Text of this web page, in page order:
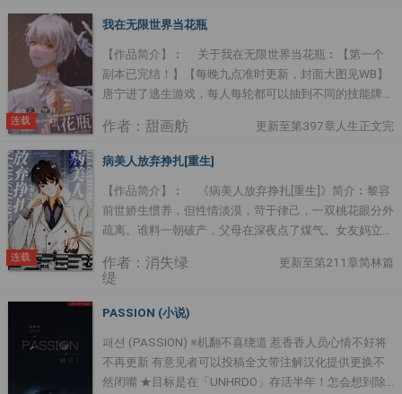
具。他性格扭曲，手段狠毒，从幼儿园起就和主角攻受争
着私人飞机，试图和主角攻受同归于尽。池迟看着身边的
可爱崽崽，笑容凝固，这书裡有地方可以丢……小茶直往
他怀裡钻，带着可爱的鼻音︰“爸爸……”池迟脑子裡的那
根弦彻底崩掉，他一把抱住崽崽︰“爸爸在，睡，使劲
断绝她和小茶的来往，小茶还这么小，肯定可以养得根正
爱霍小茶的父亲，是个豪门大佬来着。池迟望着自家老旧
的两室一厅，时常感到疑惑，这是豪门？（二）一个月
后，池迟接到一通电话，电话那边的男人声音冰冷︰“钱
打给你了，没什么事情，不要让小茶找我。”池迟迷 ....
连载
我在无限世界当花瓶
【作品简介】︰ 关于我在无限世界当花瓶︰【第一个
副本已完结！】【每晚九点准时更新，封面大图见WB】
唐宁进了逃生游戏，每人每轮都可以抽到不同的技能牌，
主？！【豌豆公主牌1︰你身娇体弱，即使隔着二十床鸭
绒被也能感受到一颗微小的豆子】于是当天晚上身娇体弱
【豌豆公主牌2:有位王子一直在寻找真正的公主，身娇体
弱的你百分百吸引王子】于是真的有强大的np ....
作者：甜画舫 更新至第397章人生正文完
连载
病美人放弃挣扎[重生]
【作品简介】︰ 《病美人放弃挣扎[重生]》简介︰黎容
前世娇生惯养，但性情淡漠，苛于律己，一双桃花眼分外
疏离。谁料一朝破产，父母在深夜点了煤气。女友妈立刻
远点吧，她值得更好的归宿。”宋沅沅心虚的低下头，沉
崤靠着沙发，慵懒的翘着腿，指尖把玩着打火机，目光在
沅沅嫁进背景更深厚的岑家。但只有黎容知道，岑崤是条
偏执阴冷的毒蛇。日后，他非但没娶宋沅沅，反而将黎容
困在家裡，放肆索取。重活一世，黎容想开了。岑崤虽然
作者：消失绿
缇
更新至第211章简林篇
PASSION (小说)
패션 (PASSION) ※机翻不喜绕道 惹香香人员心情不好将
不再更新 有意见者可以投稿全文带注解汉化提供更换不
然闭嘴 ★目标是在「UNHRDO」存活半年！怎会想到除